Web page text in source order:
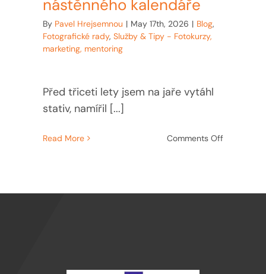
nástěnného kalendáře
By Pavel Hrejsemnou | May 17th, 2026 | Blog,
Fotografické rady, Služby & Tipy - Fotokurzy,
marketing, mentoring
Před třiceti lety jsem na jaře vytáhl
stativ, namířil [...]
Read More Comments Offon